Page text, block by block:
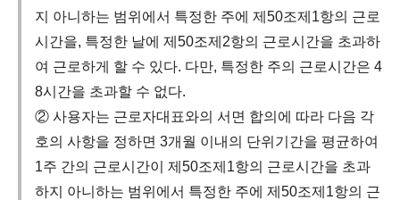
지 아니하는 범위에서 특정한 주에 제50조제1항의 근로
시간을, 특정한 날에 제50조제2항의 근로시간을 초과하
여 근로하게 할 수 있다. 다만, 특정한 주의 근로시간은 4
8시간을 초과할 수 없다.
② 사용자는 근로자대표와의 서면 합의에 따라 다음 각
호의 사항을 정하면 3개월 이내의 단위기간을 평균하여
1주 간의 근로시간이 제50조제1항의 근로시간을 초과
하지 아니하는 범위에서 특정한 주에 제50조제1항의 근